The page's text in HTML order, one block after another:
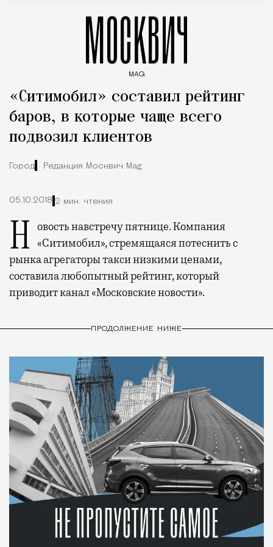
МОСКВИЧ
MAG
«Ситимобил» составил рейтинг
баров, в которые чаще всего
подвозил клиентов
Город Редакция Москвич Mag
05.10.2018 2 мин. чтения
Новость навстречу пятнице. Компания «Ситимобил», стремящаяся потеснить с
рынка агрегаторы такси низкими ценами,
составила любопытный рейтинг, который
приводит канал «Московские новости».
ПРОДОЛЖЕНИЕ НИЖЕ